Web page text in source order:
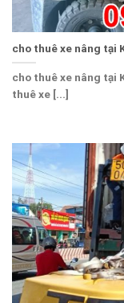
cho thuê xe nâng tại
cho thuê xe nâng tại
thuê xe [...]